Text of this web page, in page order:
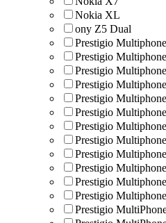
Nokia XL
ony Z5 Dual
Prestigio
Prestigio
Prestigio
Prestigio
Prestigio
Prestigio
Prestigio
Prestigio
Prestigio
Prestigio
Prestigio
Prestigio
Prestigio